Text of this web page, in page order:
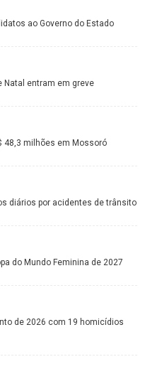
ao Governo do Estado
Natal entram em greve
48,3 milhões em Mossoró
diários por acidentes de trânsito
do Mundo Feminina de 2027
de 2026 com 19 homicídios